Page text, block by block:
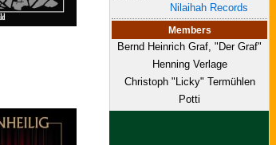
Nilaihah Records
Members
Bernd Heinrich Graf, "Der Graf"
Henning Verlage
Christoph "Licky" Termühlen
Potti